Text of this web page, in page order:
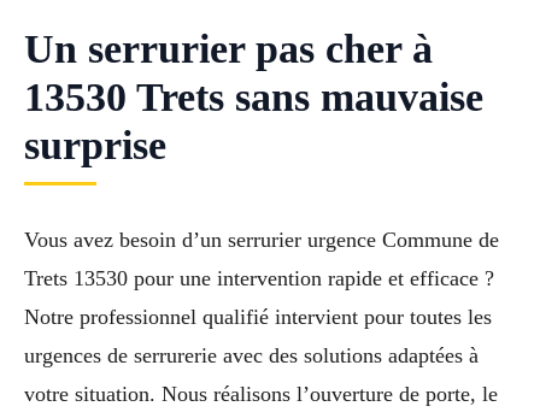
Un serrurier pas cher à
13530 Trets sans mauvaise
surprise
Vous avez besoin d’un serrurier urgence Commune de
Trets 13530 pour une intervention rapide et efficace ?
Notre professionnel qualifié intervient pour toutes les
urgences de serrurerie avec des solutions adaptées à
votre situation. Nous réalisons l’ouverture de porte, le